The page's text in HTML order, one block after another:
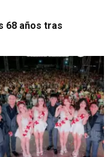
68 años tras